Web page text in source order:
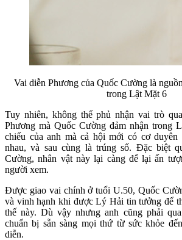
Vai diễn Phương của Quốc Cường là
trong Lật Mặt 6
Tuy nhiên, không thể phủ nhận vai trò
Phương mà Quốc Cường đảm nhận trong
chiếu của anh mà cả hội mới có cơ
nhau, và sau cùng là trúng số. Đặc biệt
Cường, nhân vật này lại càng để lại ấn
người xem.
Được giao vai chính ở tuổi U.50, Quốc
và vinh hạnh khi được Lý Hải tin tưởng để
thế này. Dù vậy nhưng anh cũng phải
chuẩn bị sẵn sàng mọi thứ từ sức khỏe
diễn.